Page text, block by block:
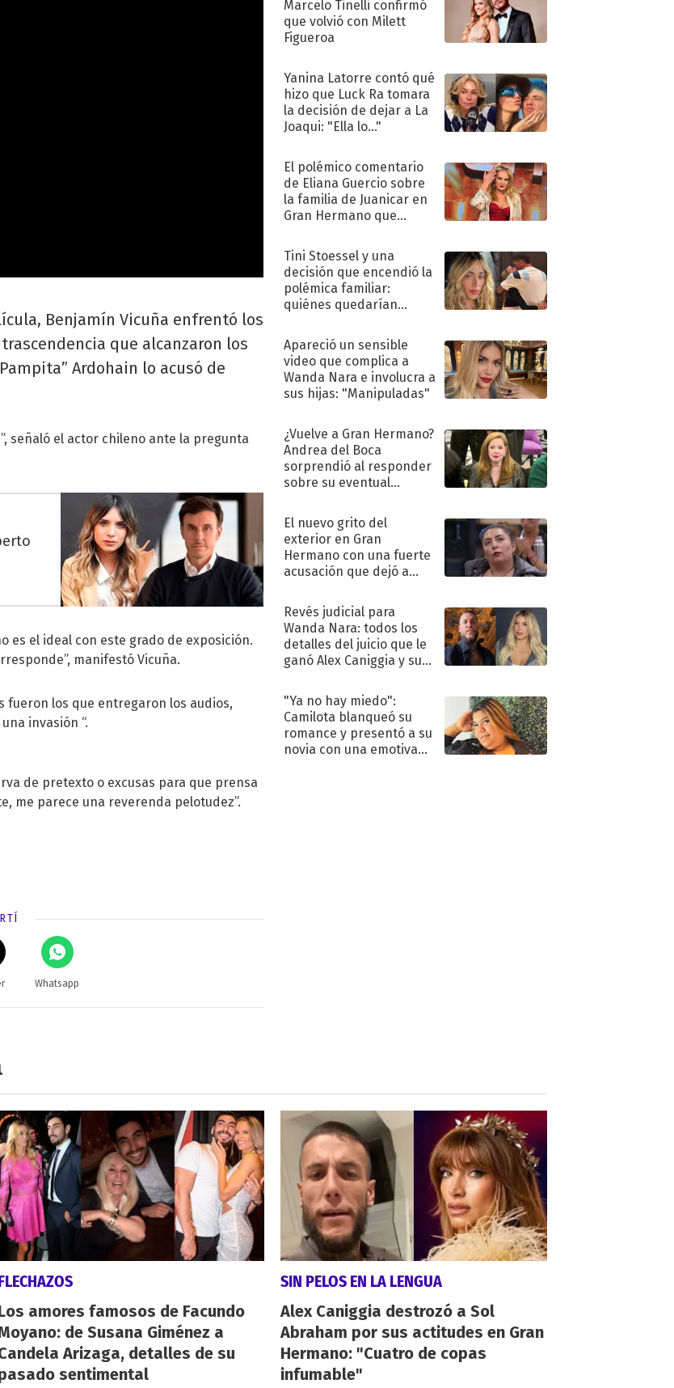
Benjamín Vicuña enfrentó los
que alcanzaron los
Ardohain lo acusó de
señaló el actor chileno ante la pregunta
es el ideal con este grado de exposición.
manifestó Vicuña.
fueron los que entregaron los audios,
invasión “.
de pretexto o excusas para que prensa
me parece una reverenda pelotudez”.
Whatsapp
Marcelo Tinelli confirmó
que volvió con Milett
Figueroa
Yanina Latorre contó qué
hizo que Luck Ra tomara
la decisión de dejar a La
Joaqui: "Ella lo..."
El polémico comentario
de Eliana Guercio sobre
la familia de Juanicar en
Gran Hermano que
Tini Stoessel y una
decisión que encendió la
polémica familiar:
quiénes quedarían
Apareció un sensible
video que complica a
Wanda Nara e involucra a
sus hijas: "Manipuladas"
¿Vuelve a Gran Hermano?
Andrea del Boca
sorprendió al responder
sobre su eventual
El nuevo grito del
exterior en Gran
Hermano con una fuerte
acusación que dejó a
"Traidora"
Revés judicial para
Wanda Nara: todos los
detalles del juicio que le
ganó Alex Caniggia y sus
"Ya no hay miedo":
Camilota blanqueó su
romance y presentó a su
novia con una emotiva
amores famosos de Facundo
de Susana Giménez a
Arizaga, detalles de su
sentimental
SIN PELOS EN LA LENGUA
Alex Caniggia destrozó a Sol
Abraham por sus actitudes en Gran
Hermano: "Cuatro de copas
infumable"